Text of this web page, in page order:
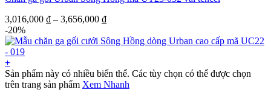
3,016,000 ₫ – 3,656,000 ₫
-20%
+
Sản phẩm này có nhiều biến thể. Các tùy chọn có thể được chọn
trên trang sản phẩm Xem Nhanh